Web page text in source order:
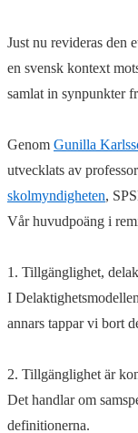
Just nu revideras den
en svensk kontext
samlat in synpunkter
Genom Gunilla
utvecklats av
skolmyndigheten,
Vår huvudpoäng i
1. Tillgänglighet,
I
annars tappar vi bort
2. Tillgänglighet är
Det handlar om
definitionerna.